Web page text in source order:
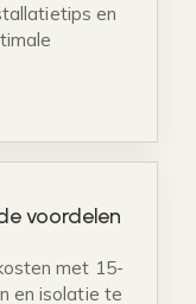
en
voordelen
met 15-
en isolatie te